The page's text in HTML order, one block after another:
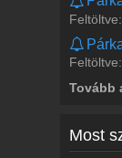
Tovább
Most
15:15 -
A
15:55 -
16:00 -